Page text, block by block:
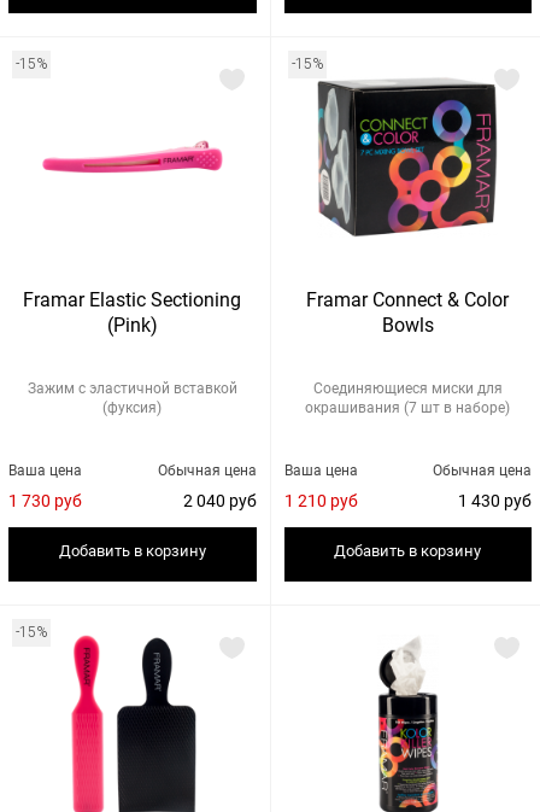
-15%
Framar Elastic Sectioning
(Pink)
Зажим с эластичной вставкой
(фуксия)
Обычная цена
2 040 руб
Ваша цена
1 730 руб
Добавить в корзину
-15%
Framar Connect & Color
Bowls
Соединяющиеся миски для
окрашивания (7 шт в наборе)
Обычная цена
1 430 руб
Ваша цена
1 210 руб
Добавить в корзину
-15%